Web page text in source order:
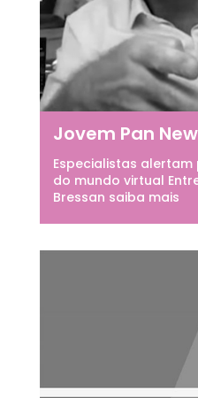
Jovem Pan
Especialistas
do mundo virtual
Bressan saiba mais